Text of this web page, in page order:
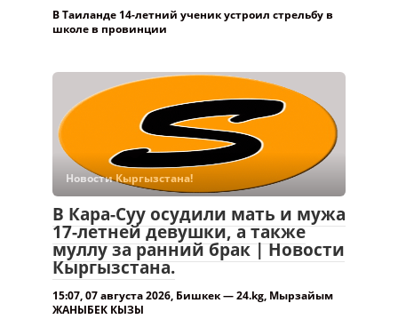
В Таиланде 14-летний ученик устроил стрельбу в
школе в провинции
Новости Кыргызстана!
В Кара-Суу осудили мать и мужа
17-летней девушки, а также
муллу за ранний брак | Новости
Кыргызстана.
15:07, 07 августа 2026, Бишкек — 24.kg, Мырзайым
ЖАНЫБЕК КЫЗЫ